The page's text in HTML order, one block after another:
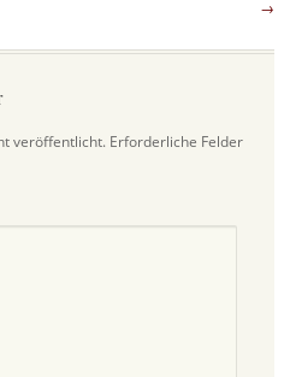
→
veröffentlicht. Erforderliche Felder